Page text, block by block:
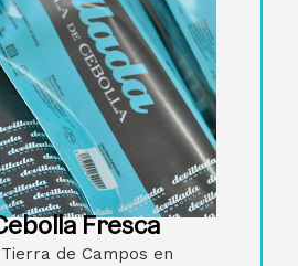
Fresca
de Campos en